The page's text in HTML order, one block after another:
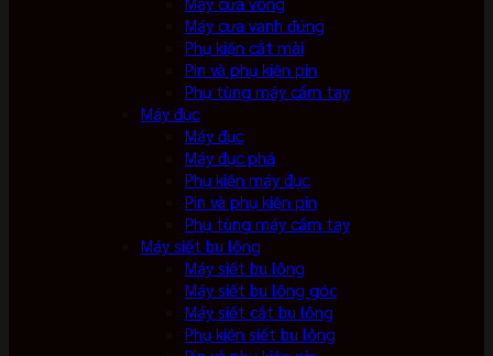
Máy cưa vanh đứng
Phụ kiện cắt mài
Pin và phụ kiện pin
Phụ tùng máy cầm tay
Máy đục
Máy đục
Máy đục phá
Phụ kiện máy đục
Pin và phụ kiện pin
Phụ tùng máy cầm tay
Máy siết bu lông
Máy siết bu lông
Máy siết bu lông góc
Máy siết cắt bu lông
Phụ kiện siết bu lông